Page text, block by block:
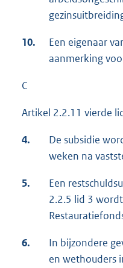
10.
Een eigenaar
aanmerking
C
Artikel 2.2.11 vierde
4.
De subsidie
weken na
5.
Een
2.2.5 lid 3
6.
In bijzondere
en wethouders